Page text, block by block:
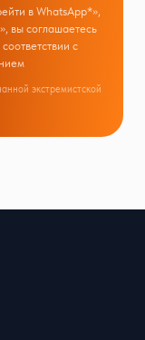
в WhatsApp*»,
вы соглашаетесь
с
экстремистской